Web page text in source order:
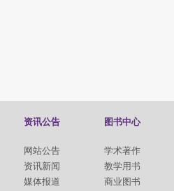
资讯公告
网站公告
资讯新闻
媒体报道
图书中心
学术著作
教学用书
商业图书